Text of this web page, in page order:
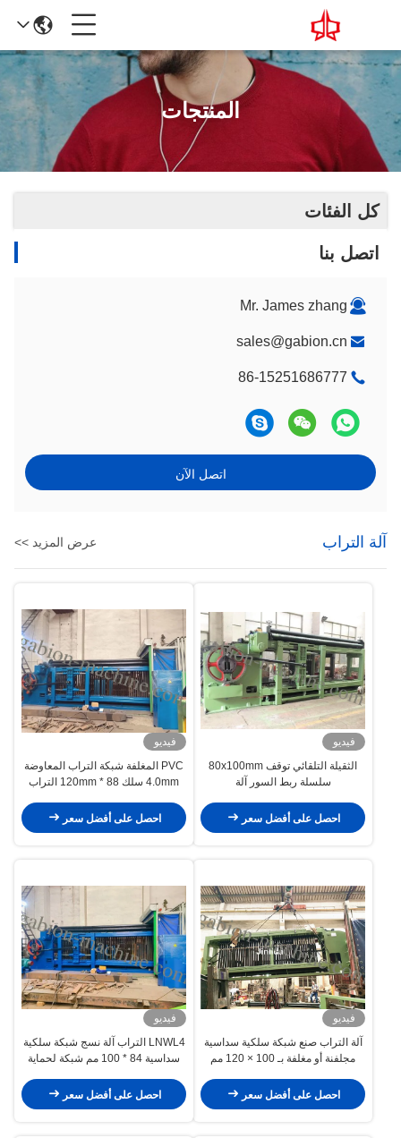
المنتجات
كل الفئات
اتصل بنا
Mr. James zhang
sales@gabion.cn
86-15251686777
اتصل الآن
آلة التراب عرض المزيد >>
فيديو
الثقيلة التلقائي توقف 80x100mm
سلسلة ربط السور آلة
احصل على أفضل سعر
فيديو
PVC المغلفة شبكة التراب المعاوضة
4.0mm سلك 88 * 120mm التراب
احصل على أفضل سعر
فيديو
آلة التراب صنع شبكة سلكية سداسية
مجلفنة أو مغلفة بـ 100 × 120 مم
احصل على أفضل سعر
فيديو
LNWL4 التراب آلة نسج شبكة سلكية
سداسية 84 * 100 مم شبكة لحماية
احصل على أفضل سعر